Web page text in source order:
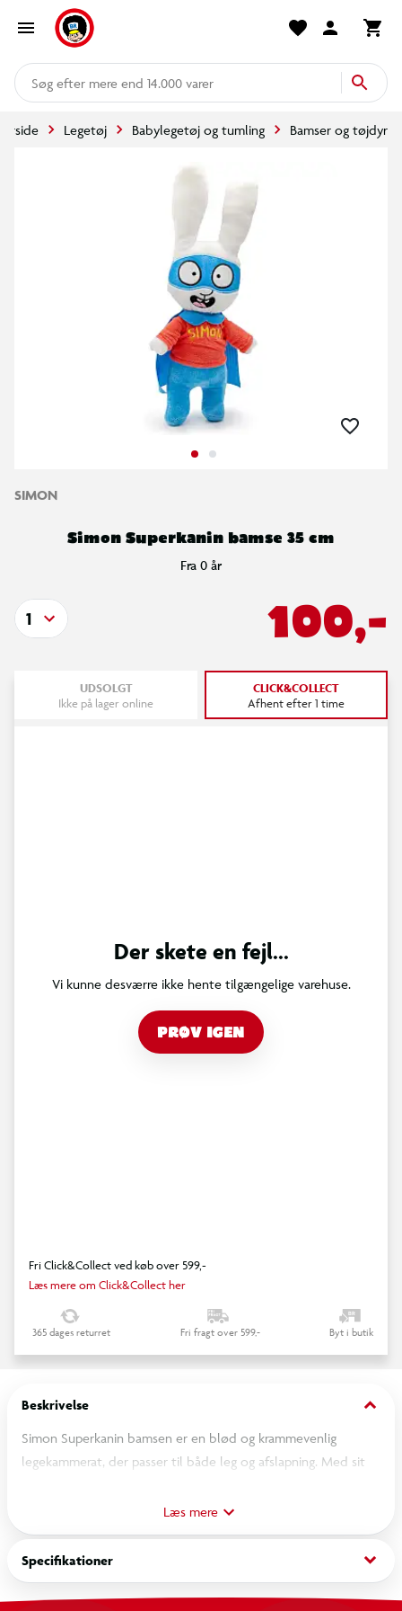
mere end 14.000 varer
Legetøj Babylegetøj og tumling Bamser og tøjdyr
SIMON
Simon Superkanin bamse 35 cm
Fra 0 år
100,-
1
UDSOLGT
Ikke på lager online
CLICK&COLLECT
Afhent efter 1 time
Der skete en fejl...
Vi kunne desværre ikke hente tilgængelige varehuse.
PRØV IGEN
Fri Click&Collect ved køb over 599,-
Læs mere om Click&Collect her
365 dages returret Fri fragt over 599,- Byt i butik
Beskrivelse keyboard_arrow_down
Simon Superkanin bamsen er en blød og krammevenlig
legekammerat, der passer til både leg og afslapning. Med sit
ved sengetid eller som en del af sjove lege i hverdagen.
Læs mere
Specifikationer keyboard_arrow_down